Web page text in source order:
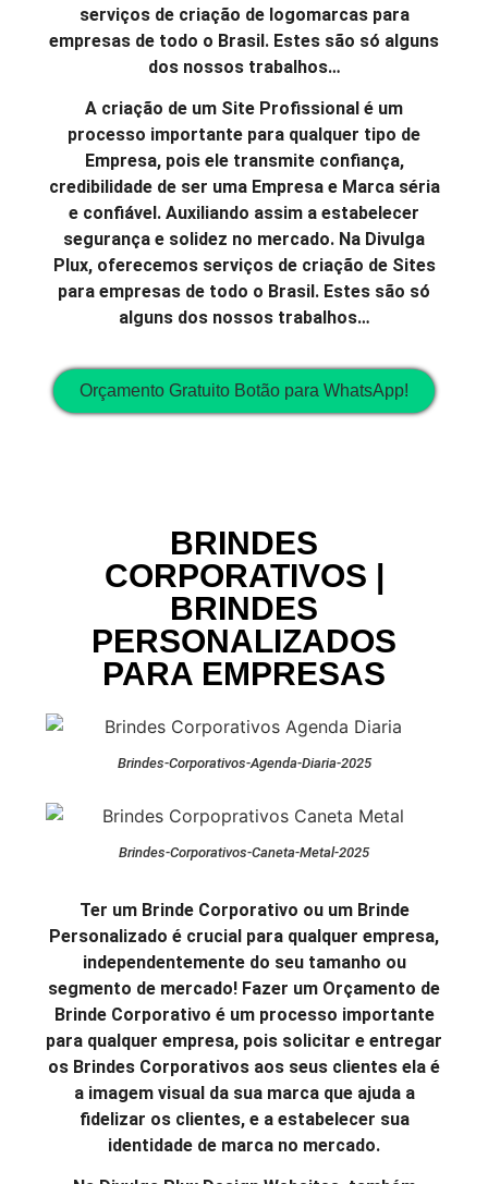
serviços de criação de logomarcas para
empresas de todo o Brasil. Estes são só alguns
dos nossos trabalhos…
A criação de um Site Profissional é um
processo importante para qualquer tipo de
Empresa, pois ele transmite confiança,
credibilidade de ser uma Empresa e Marca séria
e confiável. Auxiliando assim a estabelecer
segurança e solidez no mercado. Na Divulga
Plux, oferecemos serviços de criação de Sites
para empresas de todo o Brasil. Estes são só
alguns dos nossos trabalhos…
Orçamento Gratuito Botão para WhatsApp!
BRINDES
CORPORATIVOS |
BRINDES
PERSONALIZADOS
PARA EMPRESAS
Brindes-Corporativos-Agenda-Diaria-2025
Brindes-Corporativos-Caneta-Metal-2025
Ter um Brinde Corporativo ou um Brinde
Personalizado é crucial para qualquer empresa,
independentemente do seu tamanho ou
segmento de mercado! Fazer um Orçamento de
Brinde Corporativo é um processo importante
para qualquer empresa, pois solicitar e entregar
os Brindes Corporativos aos seus clientes ela é
a imagem visual da sua marca que ajuda a
fidelizar os clientes, e a estabelecer sua
identidade de marca no mercado.